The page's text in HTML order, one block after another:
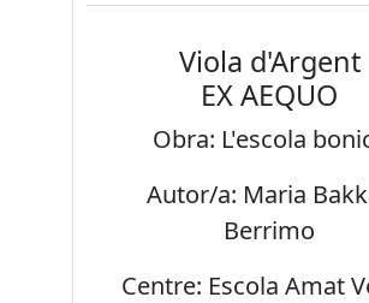
Viola d'Argent
EX AEQUO
Obra: L'escola
Autor/a: Maria
Berrimo
Centre: Escola Amat